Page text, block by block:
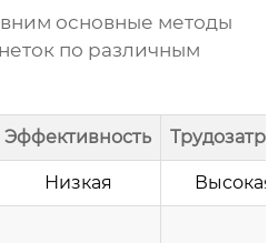
основные методы
по различным
Эффективность
Низкая Высокая